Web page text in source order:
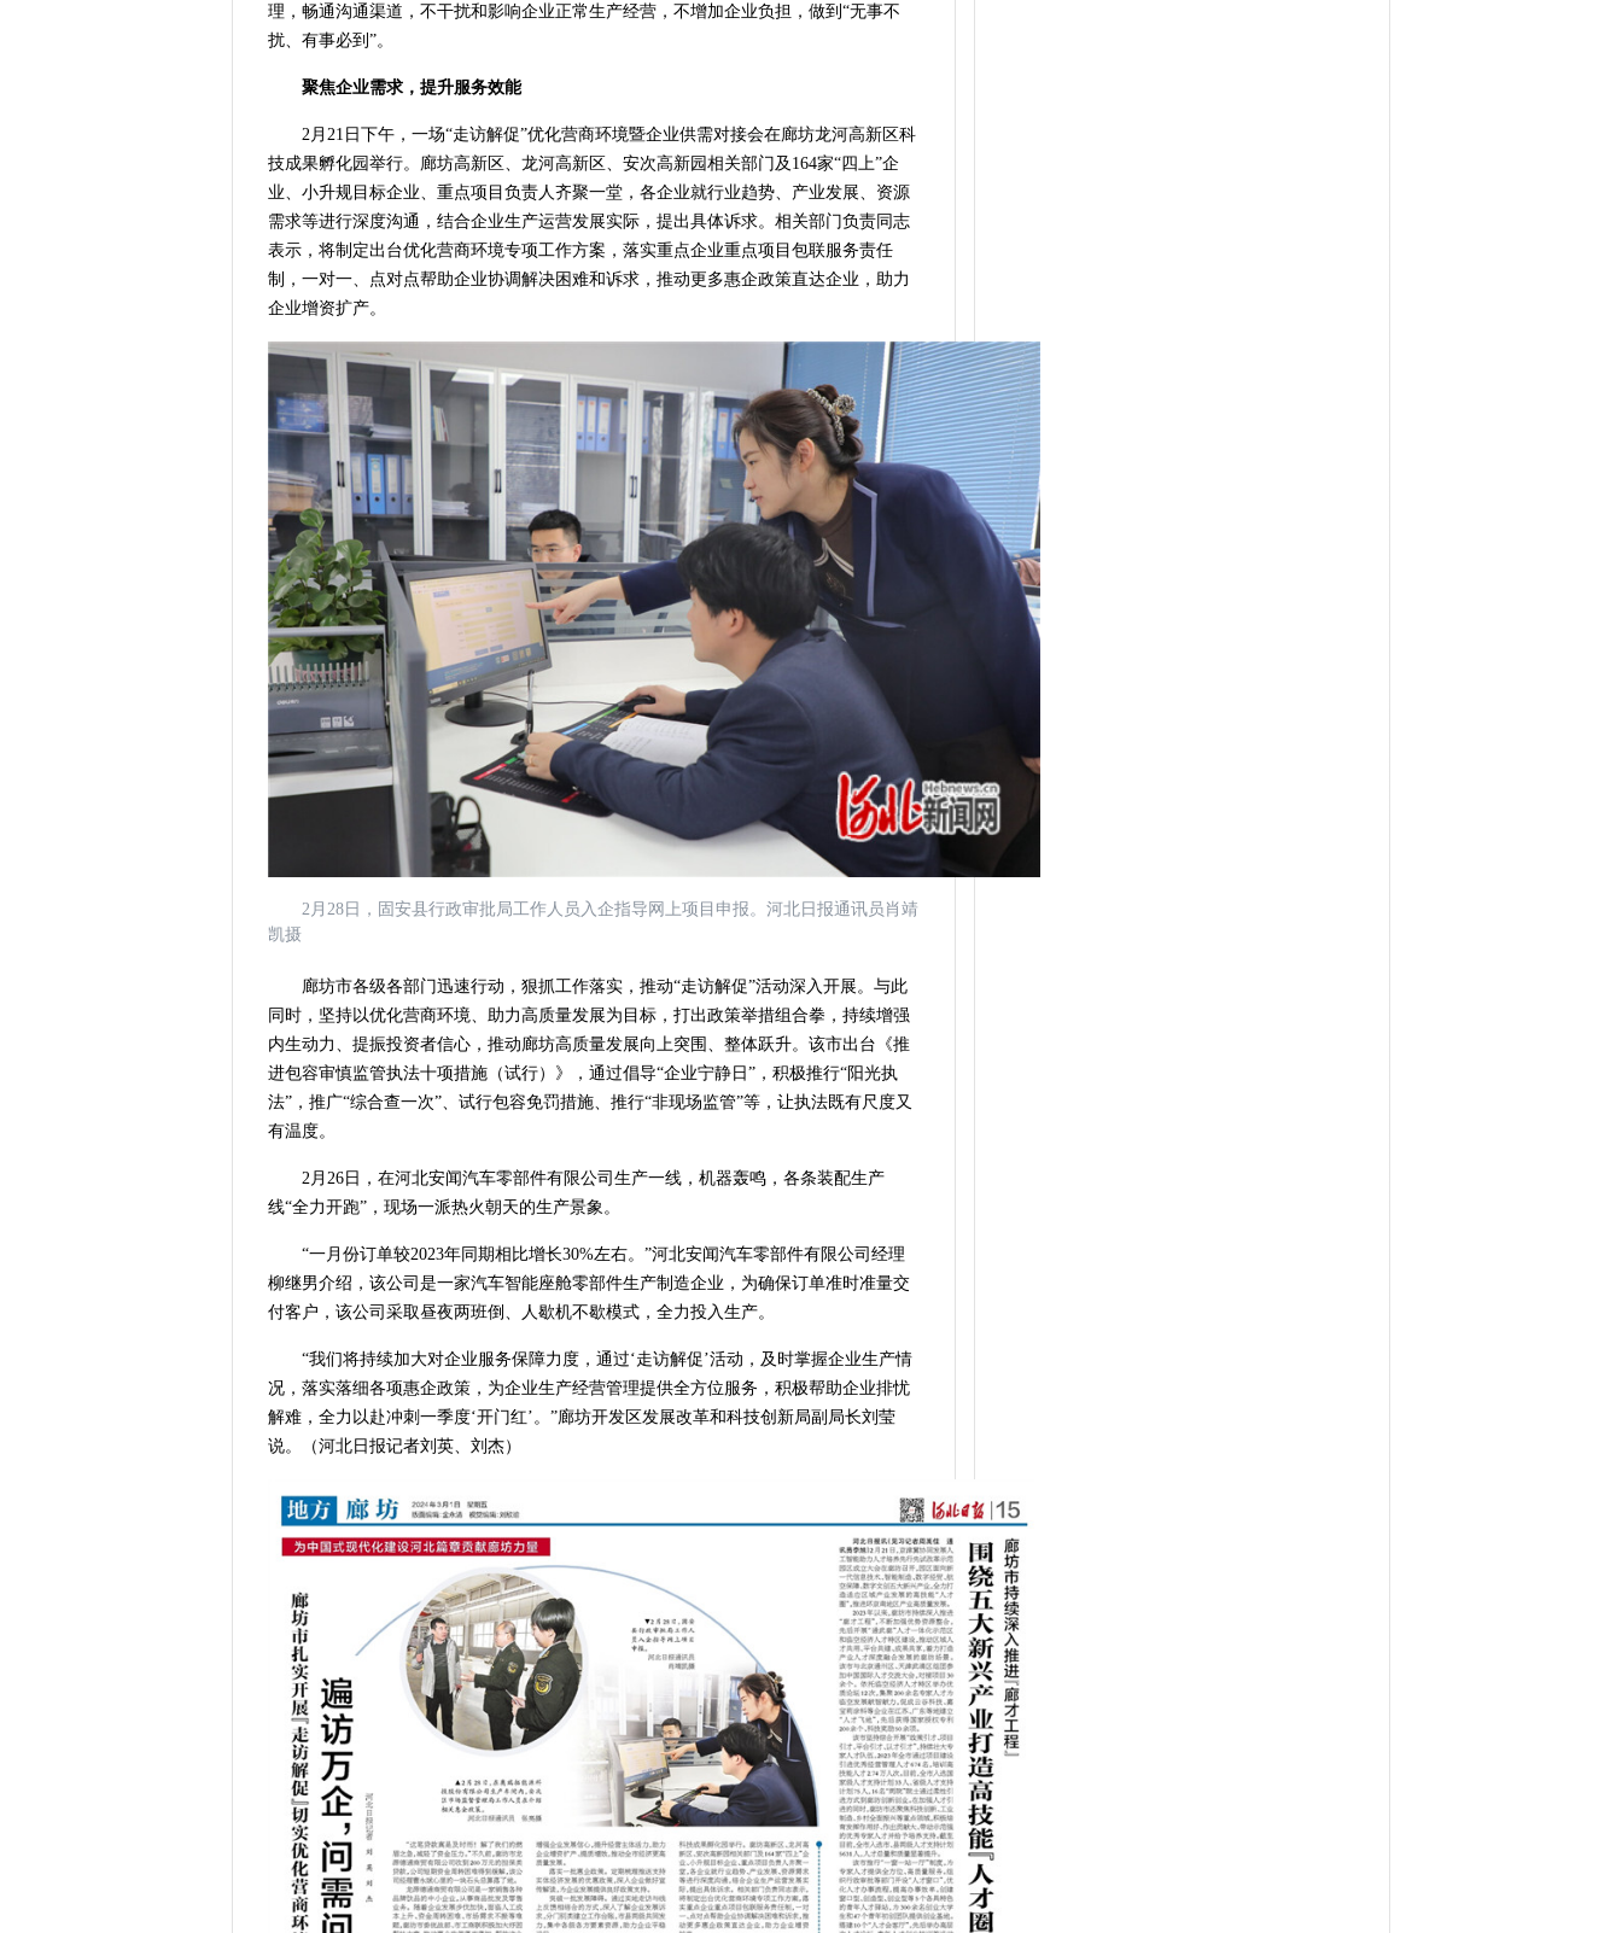
理，畅通沟通渠道，不干扰和影响企业正常生产经营，不增加企业负担，做到“无事不
扰、有事必到”。
聚焦企业需求，提升服务效能
2月21日下午，一场“走访解促”优化营商环境暨企业供需对接会在廊坊龙河高新区科
技成果孵化园举行。廊坊高新区、龙河高新区、安次高新园相关部门及164家“四上”企
业、小升规目标企业、重点项目负责人齐聚一堂，各企业就行业趋势、产业发展、资源
需求等进行深度沟通，结合企业生产运营发展实际，提出具体诉求。相关部门负责同志
表示，将制定出台优化营商环境专项工作方案，落实重点企业重点项目包联服务责任
制，一对一、点对点帮助企业协调解决困难和诉求，推动更多惠企政策直达企业，助力
企业增资扩产。
2月28日，固安县行政审批局工作人员入企指导网上项目申报。河北日报通讯员肖靖
凯摄
廊坊市各级各部门迅速行动，狠抓工作落实，推动“走访解促”活动深入开展。与此
同时，坚持以优化营商环境、助力高质量发展为目标，打出政策举措组合拳，持续增强
内生动力、提振投资者信心，推动廊坊高质量发展向上突围、整体跃升。该市出台《推
进包容审慎监管执法十项措施（试行）》，通过倡导“企业宁静日”，积极推行“阳光执
法”，推广“综合查一次”、试行包容免罚措施、推行“非现场监管”等，让执法既有尺度又
有温度。
2月26日，在河北安闻汽车零部件有限公司生产一线，机器轰鸣，各条装配生产
线“全力开跑”，现场一派热火朝天的生产景象。
“一月份订单较2023年同期相比增长30%左右。”河北安闻汽车零部件有限公司经理
柳继男介绍，该公司是一家汽车智能座舱零部件生产制造企业，为确保订单准时准量交
付客户，该公司采取昼夜两班倒、人歇机不歇模式，全力投入生产。
“我们将持续加大对企业服务保障力度，通过‘走访解促’活动，及时掌握企业生产情
况，落实落细各项惠企政策，为企业生产经营管理提供全方位服务，积极帮助企业排忧
解难，全力以赴冲刺一季度‘开门红’。”廊坊开发区发展改革和科技创新局副局长刘莹
说。（河北日报记者刘英、刘杰）